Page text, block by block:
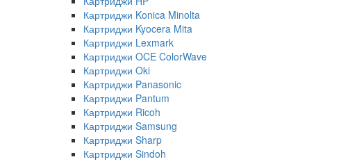
Картриджи Konica Minolta
Картриджи Kyocera Mita
Картриджи Lexmark
Картриджи OCE ColorWave
Картриджи Oki
Картриджи Panasonic
Картриджи Pantum
Картриджи Ricoh
Картриджи Samsung
Картриджи Sharp
Картриджи Sindoh